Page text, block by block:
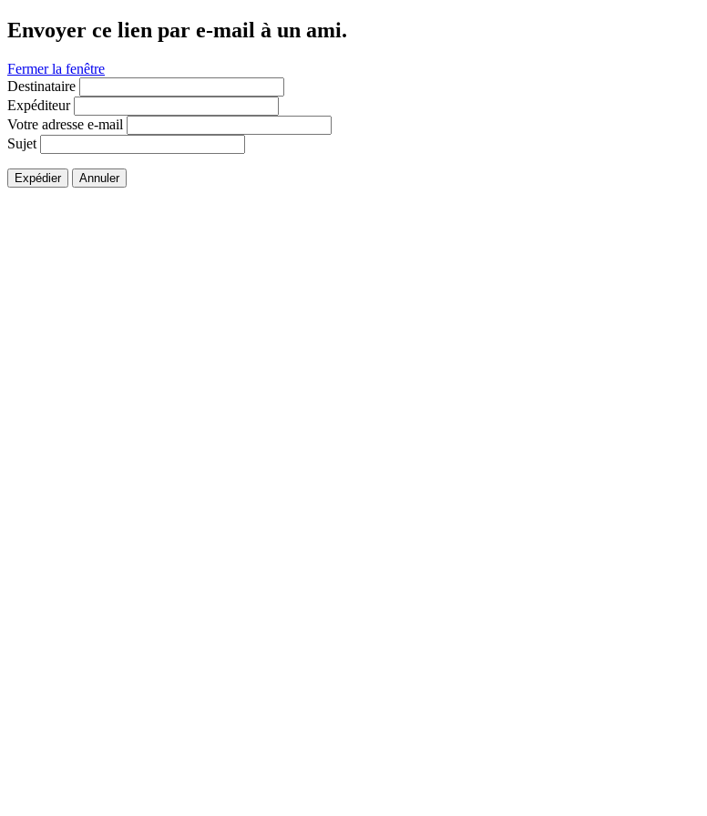
Envoyer ce lien par e-mail à un ami.
Fermer la fenêtre
Destinataire
Expéditeur
Votre adresse e-mail
Sujet
Expédier Annuler